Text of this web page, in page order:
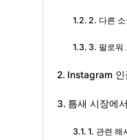
2. 다른
3. 팔로워
Instagram 인
틈새 시장에
1. 관련 해